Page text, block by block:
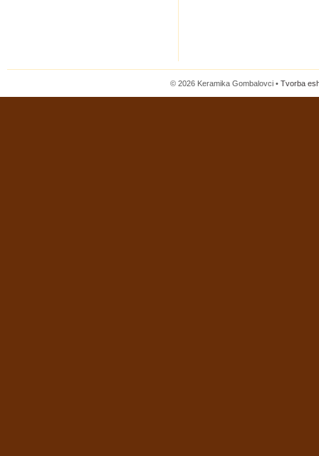
© 2026 Keramika Gombalovci • Tvorba